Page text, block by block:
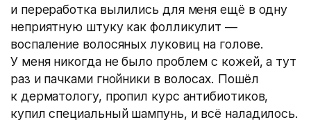
и переработка вылились для меня ещё в одну
неприятную штуку как фолликулит —
воспаление волосяных луковиц на голове.
У меня никогда не было проблем с кожей, а тут
раз и пачками гнойники в волосах. Пошёл
к дерматологу, пропил курс антибиотиков,
купил специальный шампунь, и всё наладилось.